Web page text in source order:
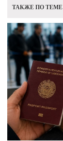
ТАКЖЕ ПО ТЕМЕ